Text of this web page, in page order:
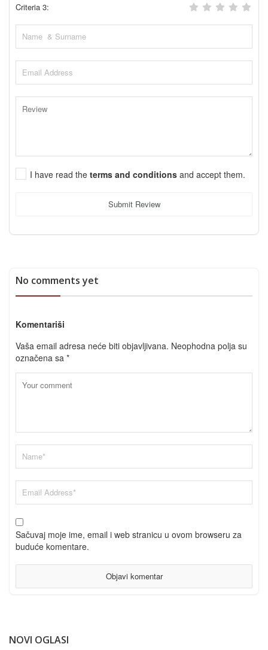
Criteria 3:
I have read the terms and conditions and accept them.
Submit Review
No comments yet
Komentariši
Vaša email adresa neće biti objavljivana. Neophodna polja su
označena sa *
Sačuvaj moje ime, email i web stranicu u ovom browseru za
buduće komentare.
NOVI OGLASI